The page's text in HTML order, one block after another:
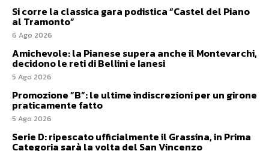
Si corre la classica gara podistica “Castel del Piano
al Tramonto”
6 Ago 2026
Amichevole: la Pianese supera anche il Montevarchi,
decidono le reti di Bellini e Ianesi
5 Ago 2026
Promozione ”B”: le ultime indiscrezioni per un girone
praticamente fatto
5 Ago 2026
Serie D: ripescato ufficialmente il Grassina, in Prima
Categoria sarà la volta del San Vincenzo